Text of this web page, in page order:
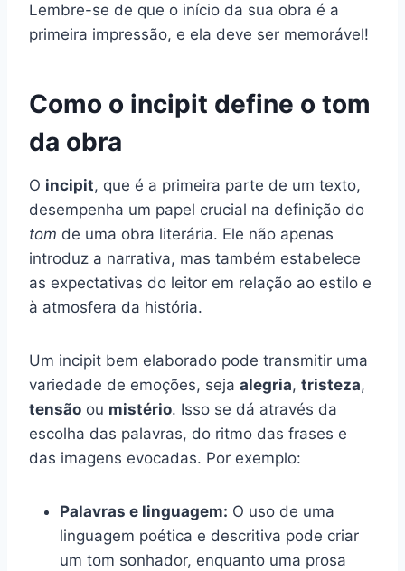
Lembre-se de que o início da sua obra é a
primeira impressão, e ela deve ser memorável!
Como o incipit define o tom
da obra
O incipit, que é a primeira parte de um texto,
desempenha um papel crucial na definição do
tom de uma obra literária. Ele não apenas
introduz a narrativa, mas também estabelece
as expectativas do leitor em relação ao estilo e
à atmosfera da história.
Um incipit bem elaborado pode transmitir uma
variedade de emoções, seja alegria, tristeza,
tensão ou mistério. Isso se dá através da
escolha das palavras, do ritmo das frases e
das imagens evocadas. Por exemplo:
Palavras e linguagem: O uso de uma
linguagem poética e descritiva pode criar
um tom sonhador, enquanto uma prosa